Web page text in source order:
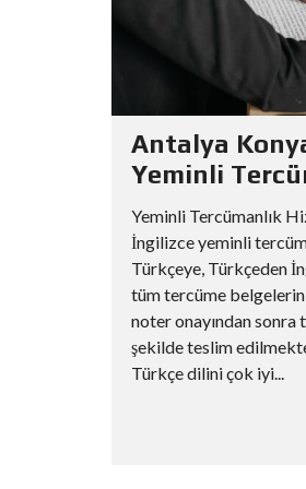
Antalya
Yeminli
Yeminli Tercümanlık
İngilizce yeminli
Türkçeye, Türkçeden
tüm tercüme
noter onayından sonra
şekilde teslim
Türkçe dilini çok iyi...